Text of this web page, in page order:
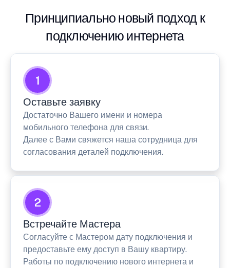
Принципиально новый подход к
подключению интернета
1
Оставьте заявку
Достаточно Вашего имени и номера
мобильного телефона для связи.
Далее с Вами свяжется наша сотрудница для
согласования деталей подключения.
2
Встречайте Мастера
Согласуйте с Мастером дату подключения и
предоставьте ему доступ в Вашу квартиру.
Работы по подключению нового интернета и